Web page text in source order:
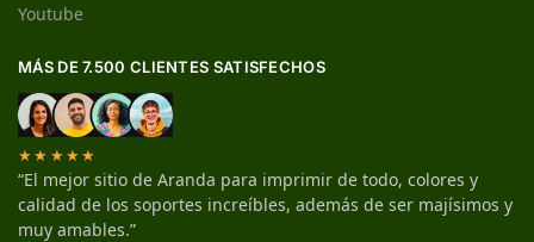
Youtube
MÁS DE 7.500 CLIENTES SATISFECHOS
★★★★★
“El mejor sitio de Aranda para imprimir de todo, colores y
calidad de los soportes increíbles, además de ser majísimos y
muy amables.”